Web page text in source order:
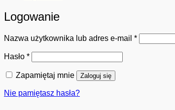
Logowanie
Nazwa użytkownika lub adres e-mail *Wymagane
Hasło *Wymagane
Zapamiętaj mnie Zaloguj się
Nie pamiętasz hasła?